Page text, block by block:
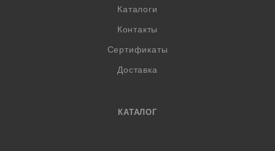
Каталоги
Контакты
Сертификаты
Доставка
КАТАЛОГ